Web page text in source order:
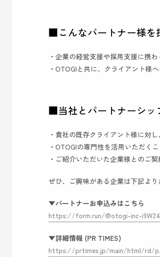
■こんなパートナー様を
・企業の経営支援や採用支援に携
・OTOGIと共に、クライアント様
■当社とパートナーシッ
・貴社の既存クライアント様に対
・OTOGIの専門性を活用いただく
・ご紹介いただいた企業様とのご
ぜひ、ご興味がある企業は下記よ
▼パートナーお申込みはこちら
https://form.run/@otogi-inc-
▼詳細情報 (PR TIMES)
https://prtimes.jp/main/html/rd/p/